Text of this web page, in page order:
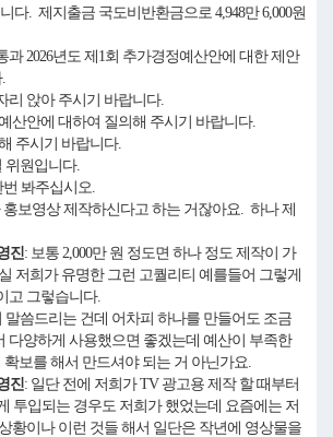
다. 제지출금 국도비반환금으로 4,948만 6,000원
과 2026년도 제1회 추가경정예산안에 대한 제안
리 앉아 주시기 바랍니다.
산안에 대하여 질의해 주시기 바랍니다.
주시기 바랍니다.
위원입니다.
번 봐주십시오.
홍보영상 제작하신다고 하는 거잖아요. 하나 제
진: 보통 2,000만 원 정도면 하나 정도 제작이 가
저희가 유명한 그런 고퀄리티 예를들어 그렇게
고 그렇습니다.
말씀드리는 건데 어차피 하나를 만들어도 조금
다양하게 사용했으면 좋겠는데 예산이 부족한
보를 해서 만드셔야 되는 거 아닌가요.
진: 일단 전에 저희가 TV 광고용 제작 할 때부터
투입되는 경우도 저희가 했었는데 요즘에는 저
황이나 이런 것들 해서 일단은 작년에 영상물을